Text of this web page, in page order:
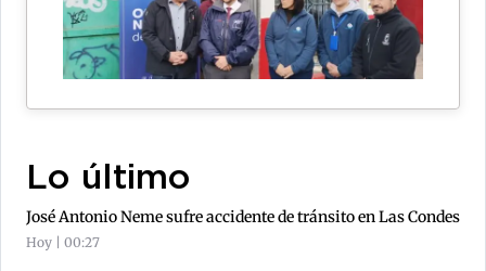
Lo último
José Antonio Neme sufre accidente de tránsito en Las Condes
Hoy | 00:27